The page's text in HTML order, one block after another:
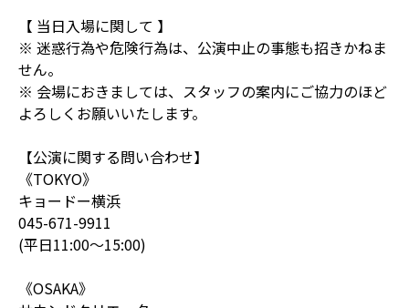
【 当日入場に関して 】
※ 迷惑行為や危険行為は、公演中止の事態も招きかねま
せん。
※ 会場におきましては、スタッフの案内にご協力のほど
よろしくお願いいたします。
【公演に関する問い合わせ】
《TOKYO》
キョードー横浜
045-671-9911
(平日11:00～15:00)
《OSAKA》